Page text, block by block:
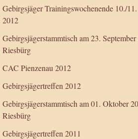
Gebirgsjäger Trainingswochenende 10./
2012
Gebirgsjägerstammtisch am 23.
Riesbürg
CAC Pienzenau 2012
Gebirgsjägertreffen 2012
Gebirgsjägerstammtisch am 01. Oktober
Riesbürg
Gebirgsjägertreffen 2011